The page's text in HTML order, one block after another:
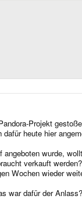
Projekt
heute hier
wurde,
verkauft
Wochen wieder
war dafür der Anlass?